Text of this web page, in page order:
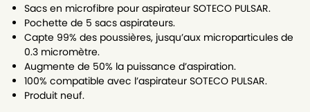
Sacs en microfibre pour aspirateur SOTECO PULSAR.
Pochette de 5 sacs aspirateurs.
Capte 99% des poussières, jusqu’aux microparticules de
0.3 micromètre.
Augmente de 50% la puissance d’aspiration.
100% compatible avec l’aspirateur SOTECO PULSAR.
Produit neuf.